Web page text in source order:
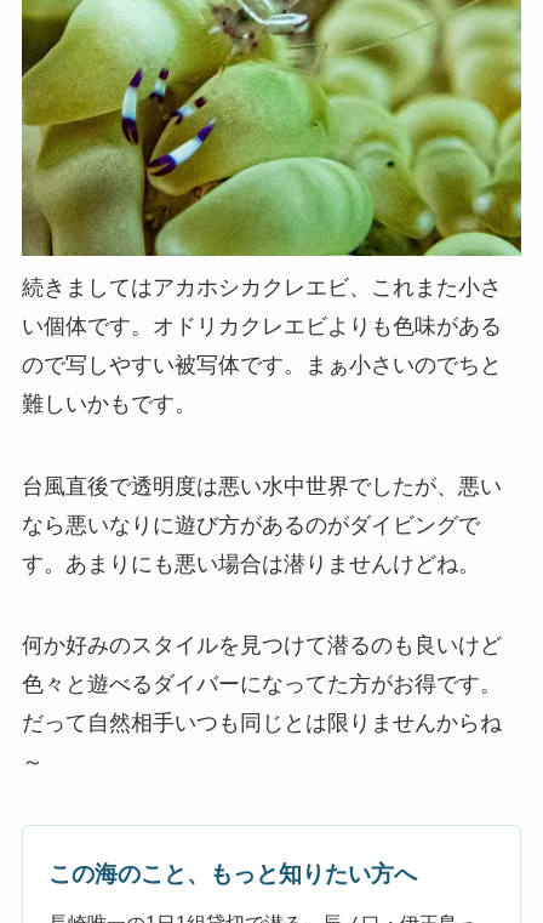
続きましてはアカホシカクレエビ、これまた小さ
い個体です。オドリカクレエビよりも色味がある
ので写しやすい被写体です。まぁ小さいのでちと
難しいかもです。
台風直後で透明度は悪い水中世界でしたが、悪い
なら悪いなりに遊び方があるのがダイビングで
す。あまりにも悪い場合は潜りませんけどね。
何か好みのスタイルを見つけて潜るのも良いけど
色々と遊べるダイバーになってた方がお得です。
だって自然相手いつも同じとは限りませんからね
～
この海のこと、もっと知りたい方へ